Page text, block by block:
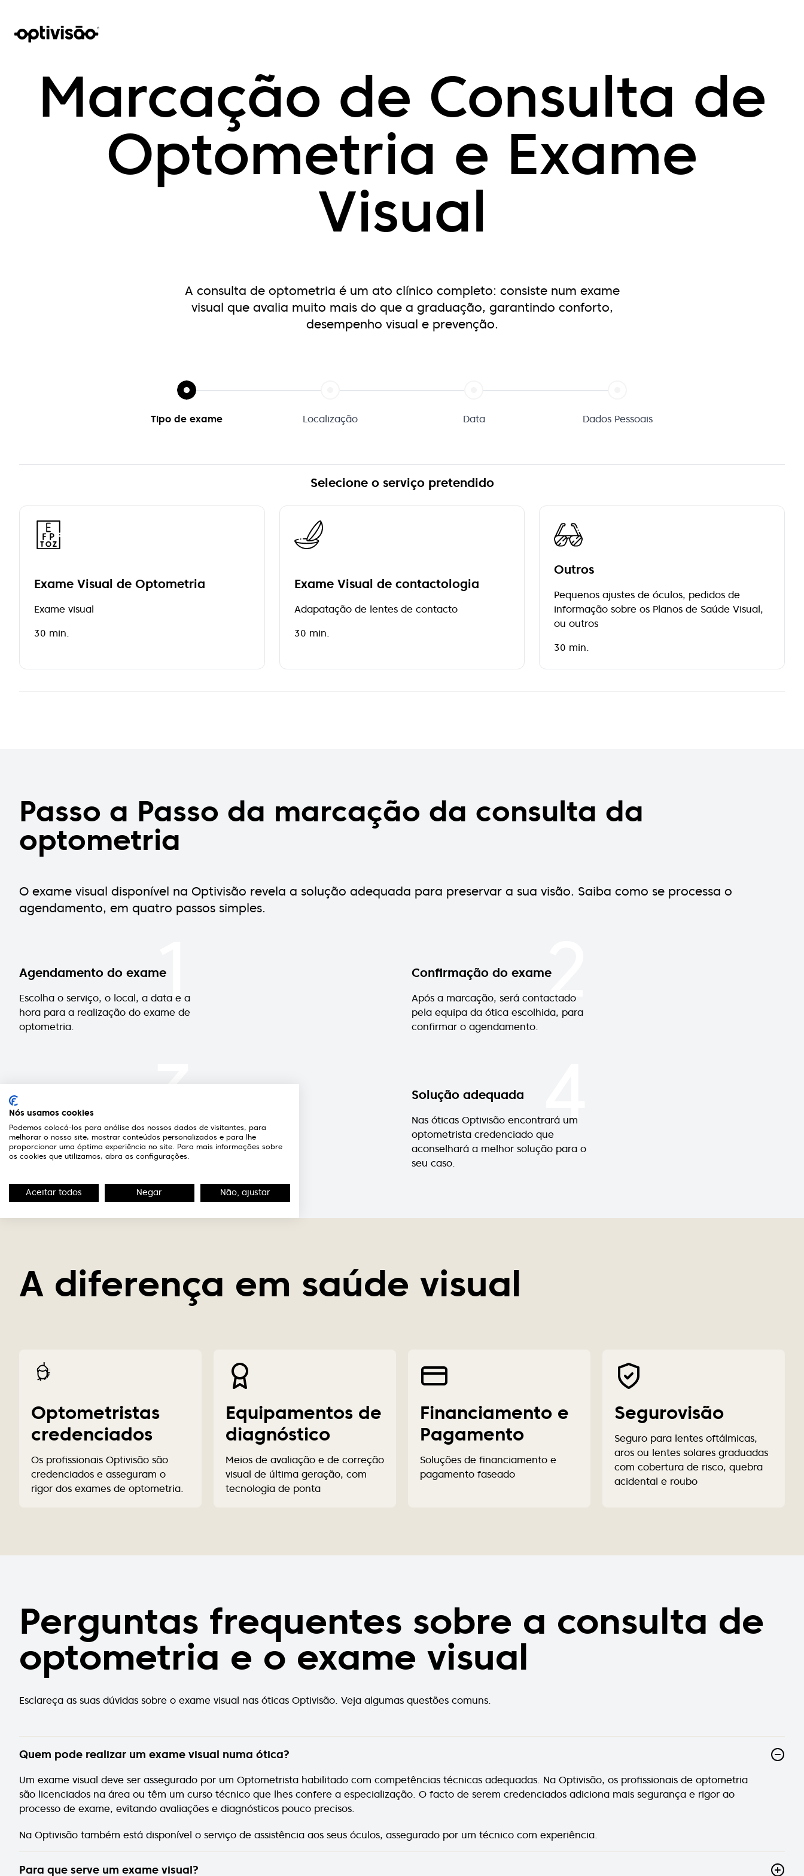
Marcação de Consulta de
Optometria e Exame
Visual
A consulta de optometria é um ato clínico completo: consiste num exame
visual que avalia muito mais do que a graduação, garantindo conforto,
desempenho visual e prevenção.
Tipo de exame Localização Data Dados Pessoais
Selecione o serviço pretendido
Exame Visual de Optometria
Exame visual
30 min.
Exame Visual de contactologia
Adapatação de lentes de contacto
30 min.
Outros
Pequenos ajustes de óculos, pedidos de
informação sobre os Planos de Saúde Visual,
ou outros
30 min.
Passo a Passo da marcação da consulta da
optometria
O exame visual disponível na Optivisão revela a solução adequada para preservar a sua visão. Saiba como se processa o
agendamento, em quatro passos simples.
Agendamento do exame
Escolha o serviço, o local, a data e a
hora para a realização do exame de
optometria.
1 Confirmação do exame
Após a marcação, será contactado
pela equipa da ótica escolhida, para
confirmar o agendamento.
2
devidamente acompanhado por uma
equipa de atendimento e optometria
de excelência.
3 Solução adequada
Nas óticas Optivisão encontrará um
optometrista credenciado que
aconselhará a melhor solução para o
seu caso.
4
A diferença em saúde visual
Optometristas
credenciados
Os profissionais Optivisão são
credenciados e asseguram o
rigor dos exames de optometria.
Equipamentos de
diagnóstico
Meios de avaliação e de correção
visual de última geração, com
tecnologia de ponta
Financiamento e
Pagamento
Soluções de financiamento e
pagamento faseado
Segurovisão
Seguro para lentes oftálmicas,
aros ou lentes solares graduadas
com cobertura de risco, quebra
acidental e roubo
Perguntas frequentes sobre a consulta de
optometria e o exame visual
Esclareça as suas dúvidas sobre o exame visual nas óticas Optivisão. Veja algumas questões comuns.
Quem pode realizar um exame visual numa ótica?
Um exame visual deve ser assegurado por um Optometrista habilitado com competências técnicas adequadas. Na Optivisão, os profissionais de optometria
são licenciados na área ou têm um curso técnico que lhes confere a especialização. O facto de serem credenciados adiciona mais segurança e rigor ao
processo de exame, evitando avaliações e diagnósticos pouco precisos.
Na Optivisão também está disponível o serviço de assistência aos seus óculos, assegurado por um técnico com experiência.
Para que serve um exame visual?
Nós usamos cookies
Podemos colocá-los para análise dos nossos dados de visitantes, para
melhorar o nosso site, mostrar conteúdos personalizados e para lhe
proporcionar uma óptima experiência no site. Para mais informações sobre
os cookies que utilizamos, abra as configurações.
Aceitar todos Negar Não, ajustar